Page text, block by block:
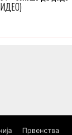
Првенства